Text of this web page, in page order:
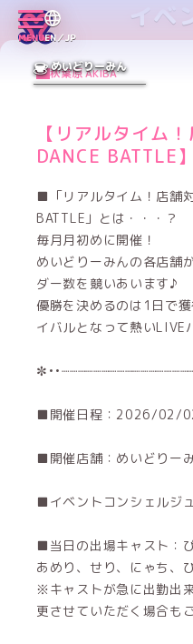
MENUEN／JP
めいどりーみん
イベ
秋葉原 AKIBA
【リアルタイム
DANCE BATTLE
■「リアルタイム！店舗
BATTLE」とは・・・？
毎月月初めに開催！
めいどりーみんの各店舗
ダー数を競いあいます♪
優勝を決めるのは1日で
イバルとなって熱いLIVE
■開催日程：2026/02/
■開催店舗：めいどりー
■イベントコンシェルジ
■当日の出場キャスト：
あめり、せり、にゃち、
※キャストが急に出勤出
更させていただく場合も